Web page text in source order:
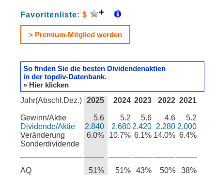
Favoritenliste: $
> Premium-Mitglied werden
So finden Sie die besten Dividendenaktien
in der topdiv-Datenbank.
» Hier klicken
Jahr(Abschl.Dez.)
Gewinn/Aktie
Dividende/Aktie
Veränderung
Sonderdividende
AQ
2025
5.6
2.840
6.0%
51%
2024
5.2
2.680
10.7%
51%
2023
5.6
2.420
6.1%
43%
2022
4.6
2.280
14.0%
50%
2021
5.2
2.000
6.4%
38%